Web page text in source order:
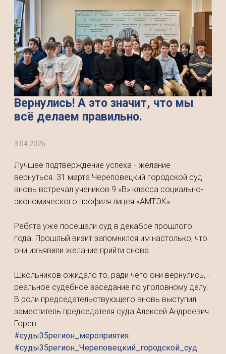
Вернулись! А это значит, что мы
всё делаем правильно.
3.04.2026
Лучшее подтверждение успеха - желание
вернуться. 31 марта Череповецкий городской суд
вновь встречал учеников 9 «В» класса социально-
экономического профиля лицея «АМТЭК».
Ребята уже посещали суд в декабре прошлого
года. Прошлый визит запомнился им настолько, что
они изъявили желание прийти снова.
Школьников ожидало то, ради чего они вернулись, -
реальное судебное заседание по уголовному делу.
В роли председательствующего вновь выступил
заместитель председателя суда Алексей Андреевич
Горев.
#суды35регион_мероприятия
#суды35регион_Череповецкий_городской_суд